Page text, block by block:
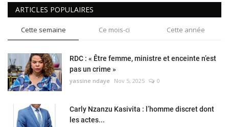
ARTICLES POPULAIRES
Cette semaine Ce mois-ci Cette année
RDC : « Être femme, ministre et enceinte n’est
pas un crime »
yassine ndaye Nov 5, 2025 0
Carly Nzanzu Kasivita : l’homme discret dont
les actes...